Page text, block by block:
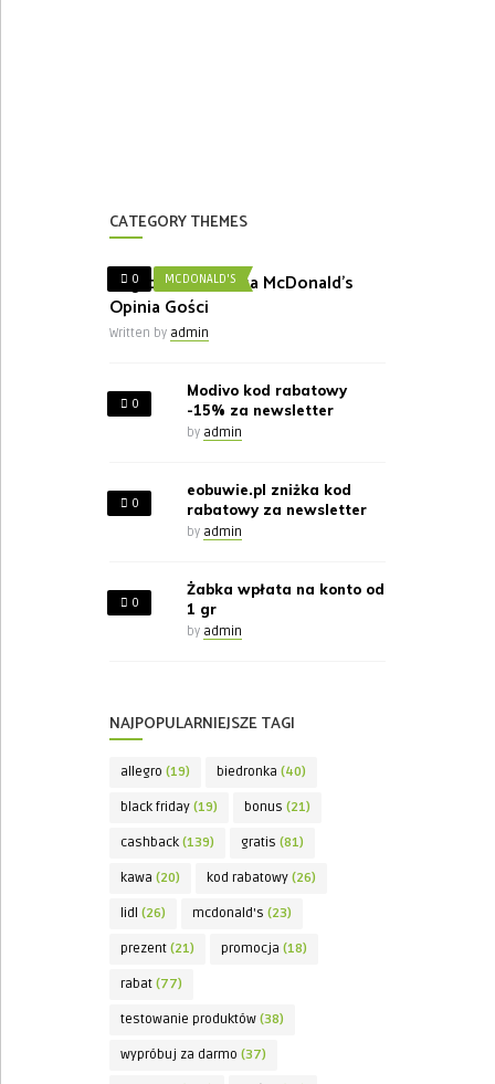
CATEGORY THEMES
0 MCDONALD'S
Nagroda w Ankieta McDonald’s
Opinia Gości
Written by admin
0
Modivo kod rabatowy
-15% za newsletter
by admin
0
eobuwie.pl zniżka kod
rabatowy za newsletter
by admin
0
Żabka wpłata na konto od
1 gr
by admin
NAJPOPULARNIEJSZE TAGI
allegro (19) biedronka (40)
black friday (19) bonus (21)
cashback (139) gratis (81)
kawa (20) kod rabatowy (26)
lidl (26) mcdonald's (23)
prezent (21) promocja (18)
rabat (77)
testowanie produktów (38)
wypróbuj za darmo (37)